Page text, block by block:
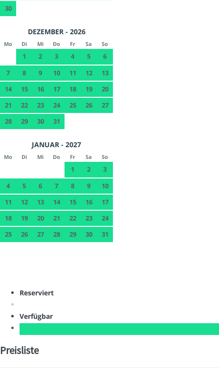
30
DEZEMBER - 2026
Mo Di Mi Do Fr Sa So
1 2 3 4 5
6
7
8 9 10 11 12
13
14
15 16 17 18 19
20
21
22 23 24 25 26
27
28
29 30 31
JANUAR - 2027
Mo Di Mi Do Fr Sa So
1 2
3
4
5 6 7 8 9
10
11
12 13 14 15 16
17
18
19 20 21 22 23
24
25
26 27 28 29 30 31
Reserviert
Verfügbar
Preisliste